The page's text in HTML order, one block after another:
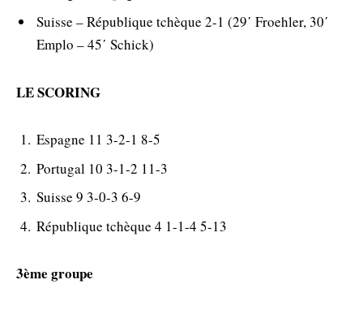
Suisse – République tchèque 2-1 (29΄ Froehler, 30΄
Emplo – 45΄ Schick)
LE SCORING
Espagne 11 3-2-1 8-5
Portugal 10 3-1-2 11-3
Suisse 9 3-0-3 6-9
République tchèque 4 1-1-4 5-13
3ème groupe